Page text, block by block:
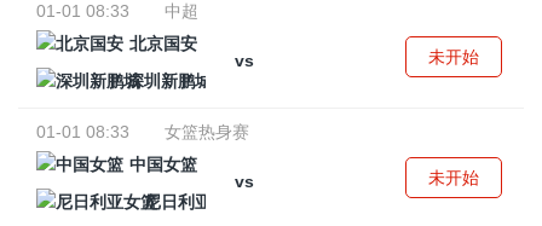
01-01 08:33
中超
北京国安
vs
深圳新鹏城
未开始
01-01 08:33
女篮热身赛
中国女篮
vs
尼日利亚女篮
未开始